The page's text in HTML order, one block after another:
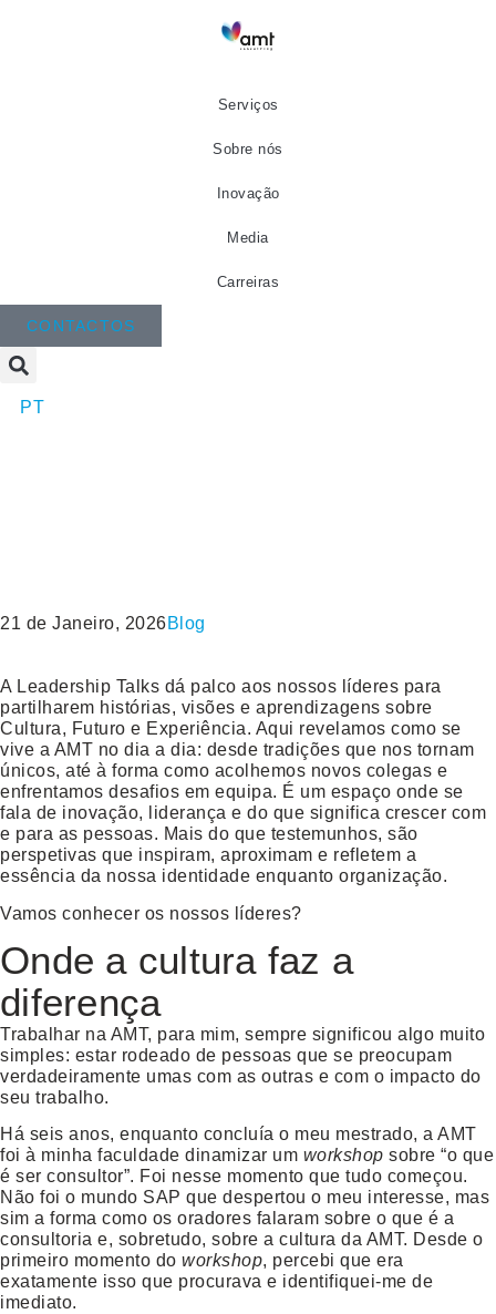
Serviços
Sobre nós
Inovação
Media
Carreiras
CONTACTOS
PT
21 de Janeiro, 2026Blog
A Leadership Talks dá palco aos nossos líderes para
partilharem histórias, visões e aprendizagens sobre
Cultura, Futuro e Experiência. Aqui revelamos como se
vive a AMT no dia a dia: desde tradições que nos tornam
únicos, até à forma como acolhemos novos colegas e
enfrentamos desafios em equipa. É um espaço onde se
fala de inovação, liderança e do que significa crescer com
e para as pessoas. Mais do que testemunhos, são
perspetivas que inspiram, aproximam e refletem a
essência da nossa identidade enquanto organização.
Vamos conhecer os nossos líderes?
Onde a cultura faz a
diferença
Trabalhar na AMT, para mim, sempre significou algo muito
simples: estar rodeado de pessoas que se preocupam
verdadeiramente umas com as outras e com o impacto do
seu trabalho.
Há seis anos, enquanto concluía o meu mestrado, a AMT
foi à minha faculdade dinamizar um workshop sobre “o que
é ser consultor”. Foi nesse momento que tudo começou.
Não foi o mundo SAP que despertou o meu interesse, mas
sim a forma como os oradores falaram sobre o que é a
consultoria e, sobretudo, sobre a cultura da AMT. Desde o
primeiro momento do workshop, percebi que era
exatamente isso que procurava e identifiquei-me de
imediato.